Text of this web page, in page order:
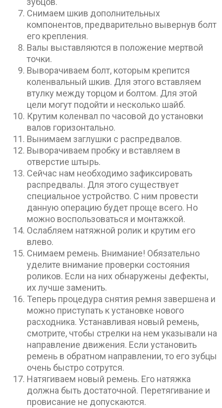
Снимаем шкив дополнительных
компонентов, предварительно вывернув болт
его крепления.
Валы выставляются в положение мертвой
точки.
Выворачиваем болт, которым крепится
коленвальный шкив. Для этого вставляем
втулку между торцом и болтом. Для этой
цели могут подойти и несколько шайб.
Крутим коленвал по часовой до установки
валов горизонтально.
Вынимаем заглушки с распредвалов.
Выворачиваем пробку и вставляем в
отверстие штырь.
Сейчас нам необходимо зафиксировать
распредвалы. Для этого существует
специальное устройство. С ним провести
данную операцию будет проще всего. Но
можно воспользоваться и монтажкой.
Ослабляем натяжной ролик и крутим его
влево.
Снимаем ремень. Внимание! Обязательно
уделите внимание проверки состояния
роликов. Если на них обнаружены дефекты,
их лучше заменить.
Теперь процедура снятия ремня завершена и
можно приступать к установке нового
расходника. Устанавливая новый ремень,
смотрите, чтобы стрелки на нем указывали на
направление движения. Если установить
ремень в обратном направлении, то его зубцы
очень быстро сотрутся.
Натягиваем новый ремень. Его натяжка
должна быть достаточной. Перетягивание и
провисание не допускаются.